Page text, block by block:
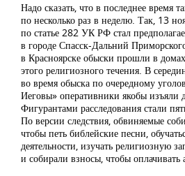
Надо сказать, что в последнее время
по несколько раз в неделю. Так, 13
по статье 282 УК РФ стал
в городе Спасск-Дальний
в Красноярске обыски прошли в
этого религиозного течения. В
во время обыска по очередному
Иеговы» оперативники якобы изъяли
Фигурантами расследования стали
По версии следствия, обвиняемые
чтобы петь библейские песни,
деятельности, изучать религиозную
и собирали взносы, чтобы оплачивать